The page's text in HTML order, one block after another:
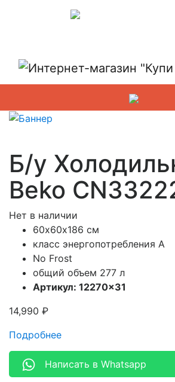
Б/у
Beko
Нет в наличии
60х60х186 см
класс энергопотребления A
No Frost
общий объем 277 л
Артикул: 12270×31
14,990 ₽
Подробнее
Написать в Whatsapp